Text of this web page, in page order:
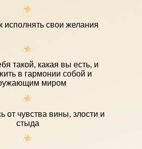
исполнять свои желания
такой, какая вы есть, и
в гармонии собой и
миром
от чувства вины, злости и
стыда